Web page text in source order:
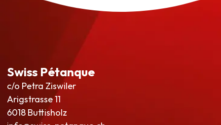
Swiss Pétanque
c/o Petra Ziswiler
Arigstrasse 11
6018 Buttisholz